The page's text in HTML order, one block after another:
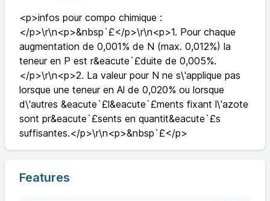
<p>infos pour compo chimique :
</p>\r\n<p>&nbsp`£</p>\r\n<p>1. Pour chaque
augmentation de 0,001% de N (max. 0,012%) la
teneur en P est r&eacute`£duite de 0,005%.
</p>\r\n<p>2. La valeur pour N ne s\'applique pas
lorsque une teneur en Al de 0,020% ou lorsque
d\'autres &eacute`£l&eacute`£ments fixant l\'azote
sont pr&eacute`£sents en quantit&eacute`£s
suffisantes.</p>\r\n<p>&nbsp`£</p>
Features